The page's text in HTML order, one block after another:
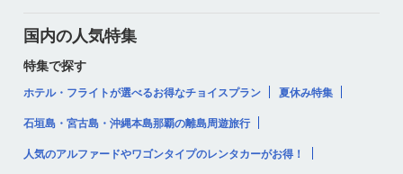
国内の人気特集
特集で探す
ホテル・フライトが選べるお得なチョイスプラン 夏休み特集
石垣島・宮古島・沖縄本島那覇の離島周遊旅行
人気のアルファードやワゴンタイプのレンタカーがお得！